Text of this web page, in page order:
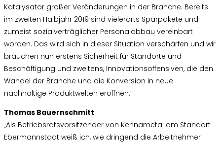
Katalysator großer Veränderungen in der Branche. Bereits
im zweiten Halbjahr 2019 sind vielerorts Sparpakete und
zumeist sozialverträglicher Personalabbau vereinbart
worden. Das wird sich in dieser Situation verschärfen und wir
brauchen nun erstens Sicherheit für Standorte und
Beschäftigung und zweitens, Innovationsoffensiven, die den
Wandel der Branche und die Konversion in neue
nachhaltige Produktwelten eröffnen.“
Thomas Bauernschmitt
„Als Betriebsratsvorsitzender von Kennametal am Standort
Ebermannstadt weiß ich, wie dringend die Arbeitnehmer